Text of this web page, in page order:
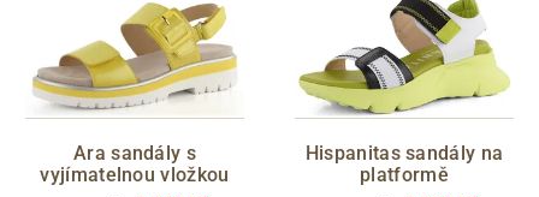
Ara sandály s
vyjímatelnou vložkou
Hispanitas sandály na
platformě